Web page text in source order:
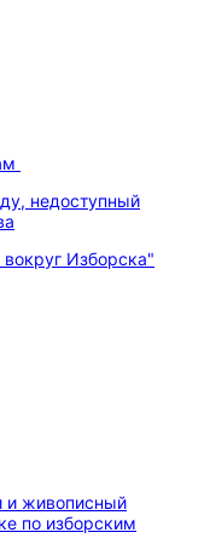
недоступный
и живописный
по изборским